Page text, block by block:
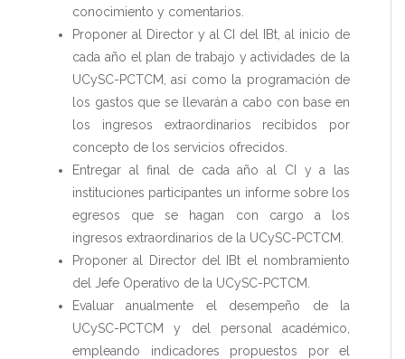
conocimiento y comentarios.
Proponer al Director y al CI del IBt, al inicio de
cada año el plan de trabajo y actividades de la
UCySC-PCTCM, así como la programación de
los gastos que se llevarán a cabo con base en
los ingresos extraordinarios recibidos por
concepto de los servicios ofrecidos.
Entregar al final de cada año al CI y a las
instituciones participantes un informe sobre los
egresos que se hagan con cargo a los
ingresos extraordinarios de la UCySC-PCTCM.
Proponer al Director del IBt el nombramiento
del Jefe Operativo de la UCySC-PCTCM.
Evaluar anualmente el desempeño de la
UCySC-PCTCM y del personal académico,
empleando indicadores propuestos por el